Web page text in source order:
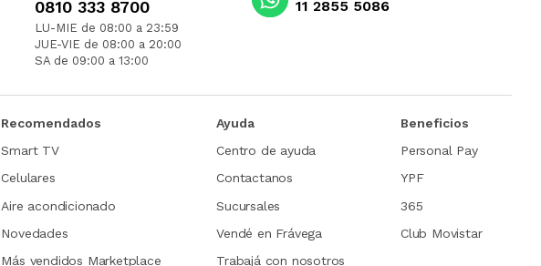
0810 333 8700
LU-MIE de 08:00 a 23:59
JUE-VIE de 08:00 a 20:00
SA de 09:00 a 13:00
11 2855 5086
Recomendados
Smart TV
Celulares
Aire acondicionado
Novedades
Más vendidos Marketplace
Ayuda
Centro de ayuda
Contactanos
Sucursales
Vendé en Frávega
Trabajá con nosotros
Beneficios
Personal Pay
YPF
365
Club Movistar